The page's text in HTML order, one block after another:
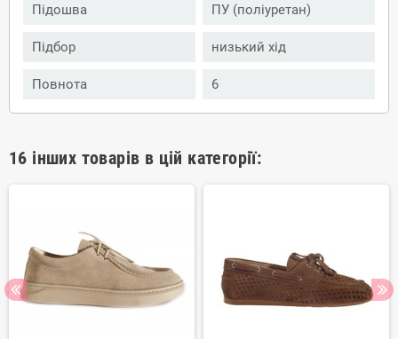
Підошва ПУ (поліуретан)
Підбор низький хід
Повнота 6
16 інших товарів в цій категорії: